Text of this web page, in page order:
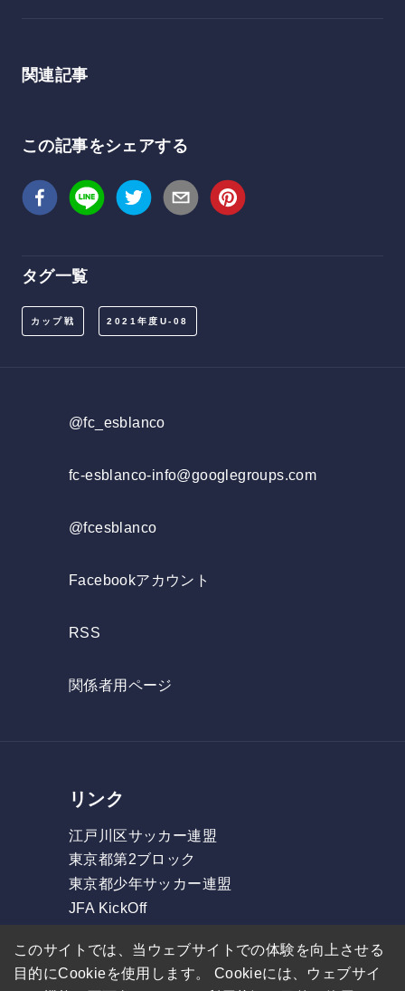
このサイトでは、当ウェブサイトでの体験を向上させる
目的にCookieを使用します。 Cookieには、ウェブサイ
関連記事
この記事をシェアする
タグ一覧
カップ戦 2021年度U-08
@fc_esblanco
fc-esblanco-info@googlegroups.com
@fcesblanco
Facebookアカウント
RSS
関係者用ページ
リンク
江戸川区サッカー連盟
東京都第2ブロック
東京都少年サッカー連盟
JFA KickOff
東部リーグ
GOリーグ